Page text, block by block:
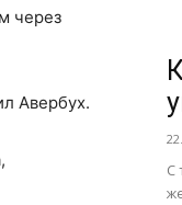
через
Авербух.
С